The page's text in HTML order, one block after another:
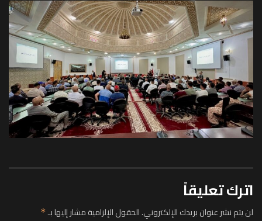
اترك تعليقاً
لن يتم نشر عنوان بريدك الإلكتروني.الحقول الإلزامية مشار إليها بـ*